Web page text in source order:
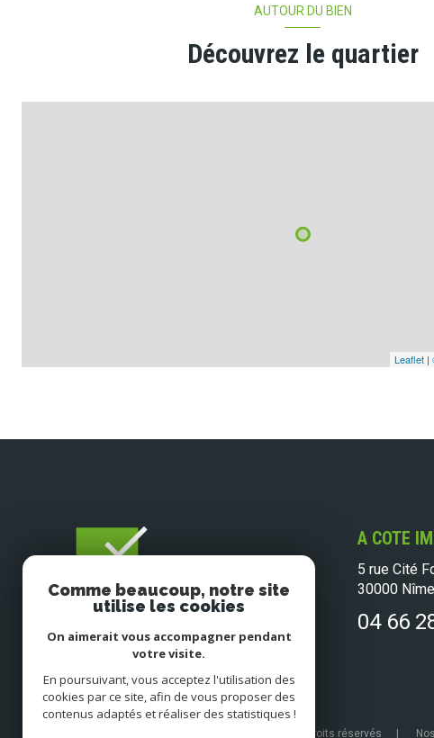
AUTOUR DU BIEN
Découvrez le quartier
Leaflet |
A COTE
5 rue Cité
30000
04 66
© 2026 | Tous droits réservés
Comme beaucoup, notre site
utilise les cookies
On aimerait vous accompagner pendant
votre visite.
En poursuivant, vous acceptez l'utilisation des
cookies par ce site, afin de vous proposer des
contenus adaptés et réaliser des statistiques !